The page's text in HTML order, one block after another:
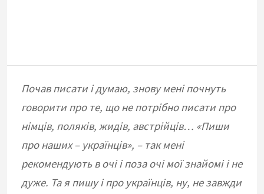
Почав писати і думаю, знову мені почнуть
говорити про те, що не потрібно писати про
німців, поляків, жидів, австрійців… «Пиши
про наших – українців», – так мені
рекомендують в очі і поза очі мої знайомі і не
дуже. Та я пишу і про українців, ну, не завжди